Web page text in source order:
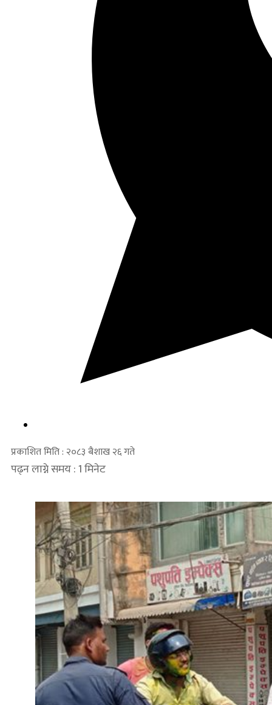
प्रकाशित मिति : २०८३ बैशाख २६ गते
पढ्न लाग्ने समय : 1 मिनेट